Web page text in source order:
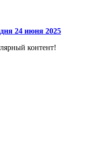
24 июня 2025
контент!